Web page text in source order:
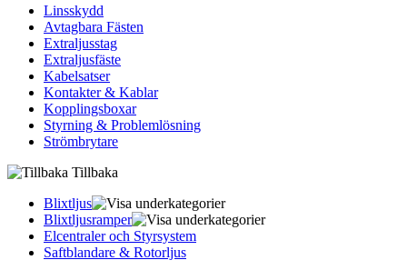
Linsskydd
Avtagbara Fästen
Extraljusstag
Extraljusfäste
Kabelsatser
Kontakter & Kablar
Kopplingsboxar
Styrning & Problemlösning
Strömbrytare
Tillbaka
Blixtljus
Blixtljusramper
Elcentraler och Styrsystem
Saftblandare & Rotorljus